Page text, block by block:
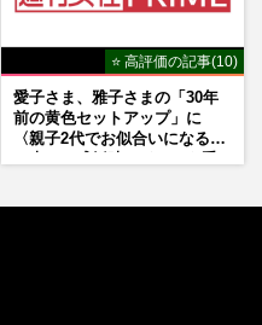
⭐ 高評価の記事(10)
愛子さま、雅子さまの「30年
前の黄色セットアップ」に
〈親子2代でお似合いになる〉